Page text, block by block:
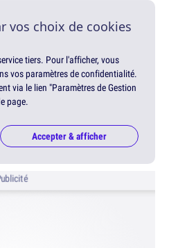
vos choix de cookies
tiers. Pour l'afficher, vous
vos paramètres de confidentialité.
via le lien "Paramètres de Gestion
page.
Accepter & afficher